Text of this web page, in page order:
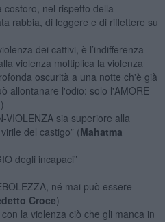
costoro, nel rispetto della
rabbia, di leggere e di riflettere su
dei cattivi, è l’indifferenza
violenza moltiplica la violenza
oscurità a una notte ch'è già
allontanare l'odio: solo l'AMORE
)
VIOLENZA sia superiore alla
del castigo” (Mahatma
degli incapaci”
né mai può essere
Croce)
la violenza ciò che gli manca in